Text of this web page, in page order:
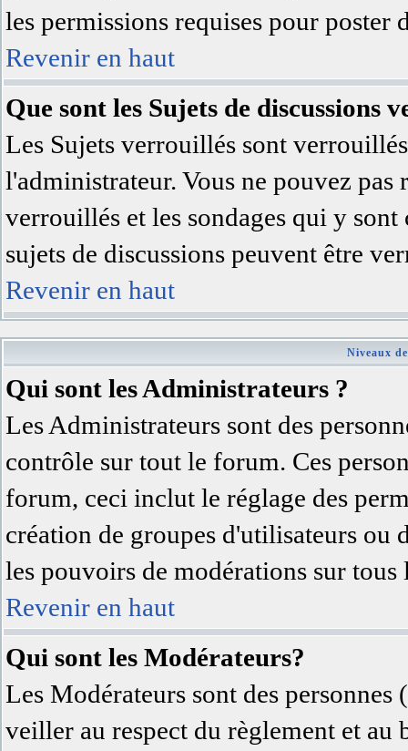
les permissions requises pour poster
Revenir en haut
Que sont les Sujets de discussions
Les Sujets verrouillés sont
l'administrateur. Vous ne pouvez pas
verrouillés et les sondages qui y
sujets de discussions peuvent être
Revenir en haut
Niveaux
Qui sont les Administrateurs ?
Les Administrateurs sont des
contrôle sur tout le forum. Ces
forum, ceci inclut le réglage des
création de groupes d'utilisateurs ou
les pouvoirs de modérations sur tous
Revenir en haut
Qui sont les Modérateurs?
Les Modérateurs sont des
veiller au respect du règlement et